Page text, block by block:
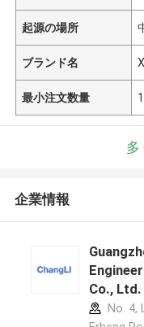
起源の場所
ブランド名
最小注文数量 1
多
企業情報
Co.,
ールNo. 4,